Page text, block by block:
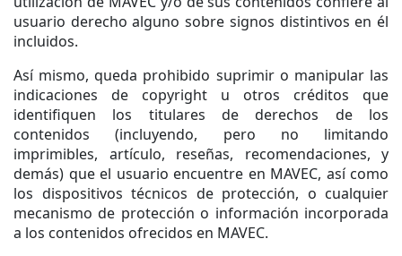
usuario derecho alguno sobre signos distintivos en él
incluidos.
Así mismo, queda prohibido suprimir o manipular las
indicaciones de copyright u otros créditos que
identifiquen los titulares de derechos de los
contenidos (incluyendo, pero no limitando
imprimibles, artículo, reseñas, recomendaciones, y
demás) que el usuario encuentre en MAVEC, así como
los dispositivos técnicos de protección, o cualquier
mecanismo de protección o información incorporada
a los contenidos ofrecidos en MAVEC.